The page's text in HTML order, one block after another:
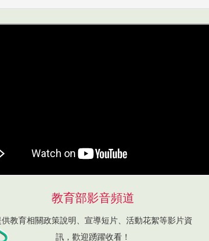
教育部影音頻道
供教育相關政策說明、宣導短片、活動花絮等影片資
訊，歡迎踴躍收看！